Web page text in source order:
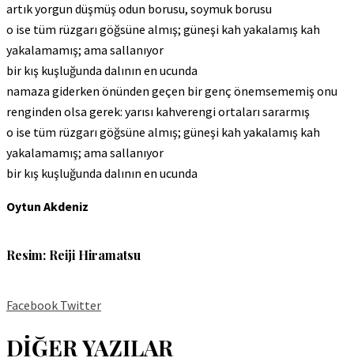
artık yorgun düşmüş odun borusu, soymuk borusu
o ise tüm rüzgarı göğsüne almış; güneşi kah yakalamış kah
yakalamamış; ama sallanıyor
bir kış kuşluğunda dalının en ucunda
namaza giderken önünden geçen bir genç önemsememiş onu
renginden olsa gerek: yarısı kahverengi ortaları sararmış
o ise tüm rüzgarı göğsüne almış; güneşi kah yakalamış kah
yakalamamış; ama sallanıyor
bir kış kuşluğunda dalının en ucunda
Oytun Akdeniz
Resim: Reiji Hiramatsu
Facebook Twitter
DİĞER YAZILAR